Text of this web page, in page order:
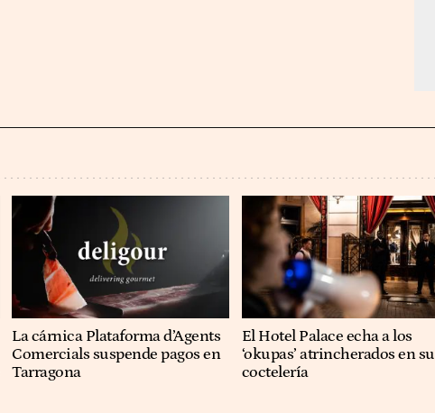
La cárnica Plataforma d’Agents
Comercials suspende pagos en
Tarragona
El Hotel Palace echa a los
‘okupas’ atrincherados en su
coctelería